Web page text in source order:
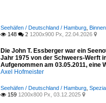
Seehäfen / Deutschland / Hamburg
 148  2 1200x900 Px, 22.04.2026 
Die John T. Essberger war ein
Jahr 1975 von der Schweers-Werft
Aufgenommen am 03.05.2011, eine
Axel Hofmeister
Seehäfen / Deutschland / Hamburg
 159 1200x800 Px, 03.12.2025 